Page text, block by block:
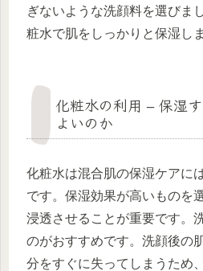
ぎないような洗顔料を選びま
粧水で肌をしっかりと保湿し
化粧水の利用 – 保湿
よいのか
化粧水は混合肌の保湿ケアに
です。保湿効果が高いものを
浸透させることが重要です。
のがおすすめです。洗顔後の
分をすぐに失ってしまうため